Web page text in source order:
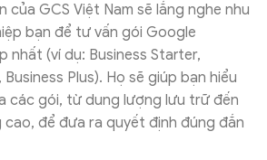
của GCS Việt Nam sẽ lắng nghe nhu
bạn để tư vấn gói Google
nhất (ví dụ: Business Starter,
Plus). Họ sẽ giúp bạn hiểu
các gói, từ dung lượng lưu trữ đến
để đưa ra quyết định đúng đắn